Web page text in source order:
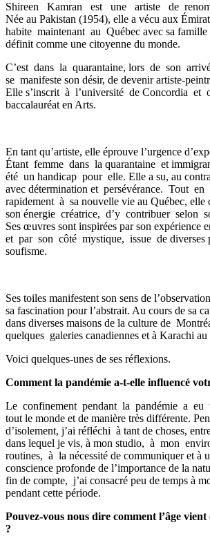
Shireen Kamran est une artiste de
Née au Pakistan (1954), elle a vécu aux
habite maintenant au Québec avec sa famille
définit comme une citoyenne du monde.
C’est dans la quarantaine, lors de son
se manifeste son désir, de devenir artiste-
Elle s’inscrit à l’université de Concordia et
baccalauréat en Arts.
En tant qu’artiste, elle éprouve l’urgence
Étant femme dans la quarantaine et
été un handicap pour elle. Elle a su, au
avec détermination et persévérance. Tout en
rapidement à sa nouvelle vie au Québec, elle
son énergie créatrice, d’y contribuer selon
Ses œuvres sont inspirées par son expérience
et par son côté mystique, issue de diverses
soufisme.
Ses toiles manifestent son sens de
sa fascination pour l’abstrait. Au cours de sa
dans diverses maisons de la culture de
quelques galeries canadiennes et à Karachi au
Voici quelques-unes de ses réflexions.
Comment la pandémie a-t-elle influencé
Le confinement pendant la pandémie a eu
tout le monde et de manière très différente.
d’isolement, j’ai réfléchi à tant de choses,
dans lequel je vis, à mon studio, à mon
routines, à la nécessité de communiquer et à
conscience profonde de l’importance de la
fin de compte, j’ai consacré peu de temps à
pendant cette période.
Pouvez-vous nous dire comment l’âge
?